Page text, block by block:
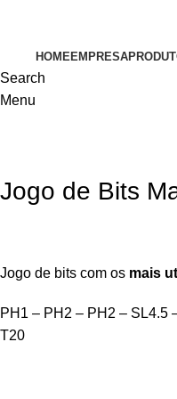
HOMEEMPRESA
Search
Menu
Jogo de Bits
Jogo de bits com os mais
PH1 – PH2 – PH2 – SL4.5
T20